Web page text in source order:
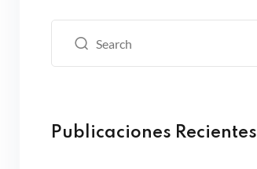
Publicaciones Recientes